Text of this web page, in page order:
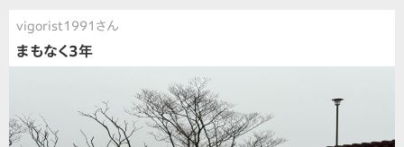
vigorist1991さん
まもなく3年